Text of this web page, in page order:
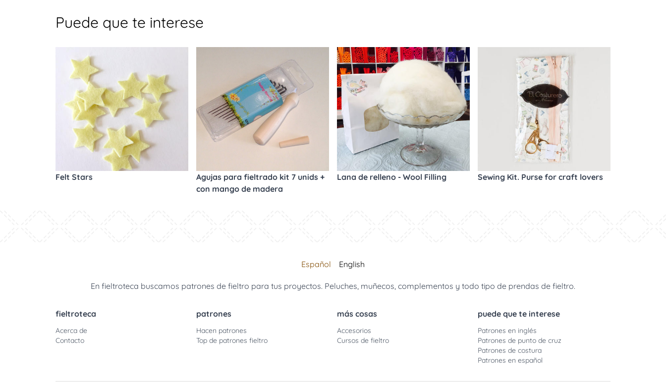
Puede que te interese
Felt Stars
Agujas para fieltrado kit 7 unids +
con mango de madera
Lana de relleno - Wool Filling Sewing Kit. Purse for craft lovers
Español English
En fieltroteca buscamos patrones de fieltro para tus proyectos. Peluches, muñecos, complementos y todo tipo de prendas de fieltro.
fieltroteca
Acerca de
Contacto
patrones
Hacen patrones
Top de patrones fieltro
más cosas
Accesorios
Cursos de fieltro
puede que te interese
Patrones en inglés
Patrones de punto de cruz
Patrones de costura
Patrones en español